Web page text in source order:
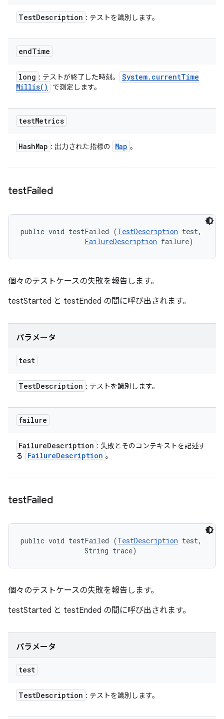
TestDescription : テストを識別します。
endTime
long : テストが終了した時刻。 System. currentTime
Millis( ) で測定します。
testMetrics
HashMap : 出力された指標の Map 。
testFailed
public void testFailed (TestDescription test,
FailureDescription failure)
個々のテストケースの失敗を報告します。
testStarted と testEnded の間に呼び出されます。
パラメータ
test
TestDescription : テストを識別します。
failure
FailureDescription : 失敗とそのコンテキストを記述す
る
FailureDescription 。
testFailed
public void testFailed (TestDescription test,
                String trace)
個々のテストケースの失敗を報告します。
testStarted と testEnded の間に呼び出されます。
パラメータ
test
TestDescription : テストを識別します。